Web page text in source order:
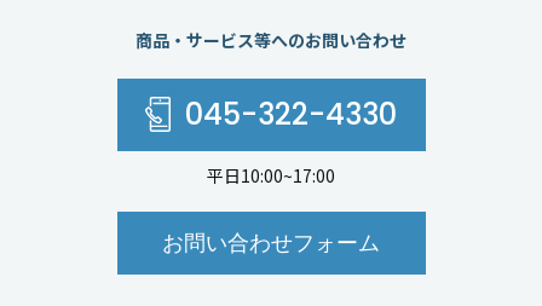
商品・サービス等へのお問い合わせ
045-322-4330
平日10:00~17:00
お問い合わせフォーム